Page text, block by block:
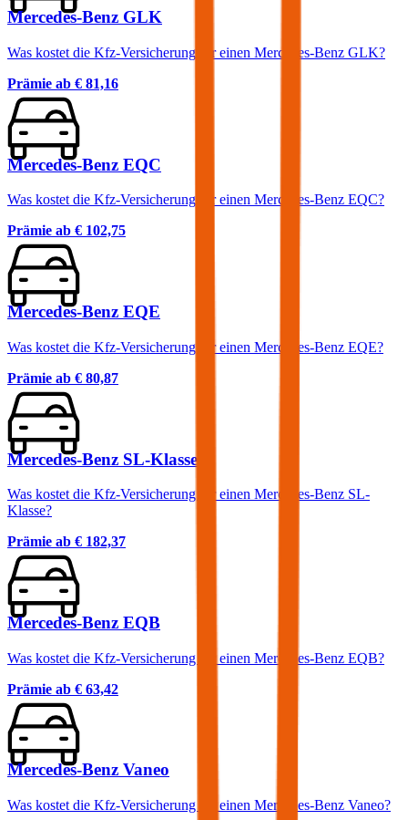
Mercedes-Benz GLK
Was kostet die Kfz-Versicherung für einen Mercedes-Benz GLK?
Prämie ab € 81,16
Mercedes-Benz EQC
Was kostet die Kfz-Versicherung für einen Mercedes-Benz EQC?
Prämie ab € 102,75
Mercedes-Benz EQE
Was kostet die Kfz-Versicherung für einen Mercedes-Benz EQE?
Prämie ab € 80,87
Mercedes-Benz SL-Klasse
Was kostet die Kfz-Versicherung für einen Mercedes-Benz SL-
Klasse?
Prämie ab € 182,37
Mercedes-Benz EQB
Was kostet die Kfz-Versicherung für einen Mercedes-Benz EQB?
Prämie ab € 63,42
Mercedes-Benz Vaneo
Was kostet die Kfz-Versicherung für einen Mercedes-Benz Vaneo?